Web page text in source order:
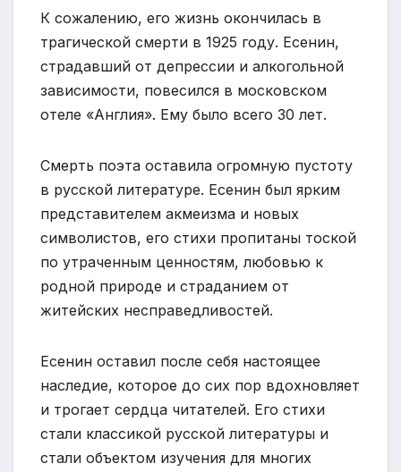
К сожалению, его жизнь окончилась в
трагической смерти в 1925 году. Есенин,
страдавший от депрессии и алкогольной
зависимости, повесился в московском
отеле «Англия». Ему было всего 30 лет.
Смерть поэта оставила огромную пустоту
в русской литературе. Есенин был ярким
представителем акмеизма и новых
символистов, его стихи пропитаны тоской
по утраченным ценностям, любовью к
родной природе и страданием от
житейских несправедливостей.
Есенин оставил после себя настоящее
наследие, которое до сих пор вдохновляет
и трогает сердца читателей. Его стихи
стали классикой русской литературы и
стали объектом изучения для многих